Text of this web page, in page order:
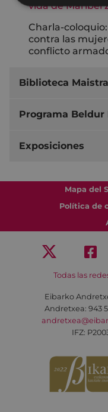
vida de Maribel
Charla-
contra las
conflicto
Biblioteca
Programa Beldur
Exposiciones
Mapa del
Política de
Todas las
Eibarko
Andretxea: 943
IFZ: